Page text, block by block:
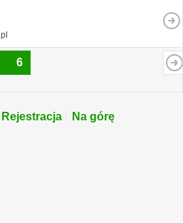
6
Rejestracja Na górę